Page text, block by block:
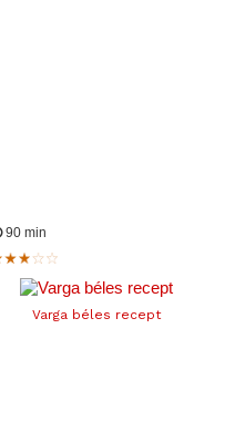
90 min
Varga béles recept